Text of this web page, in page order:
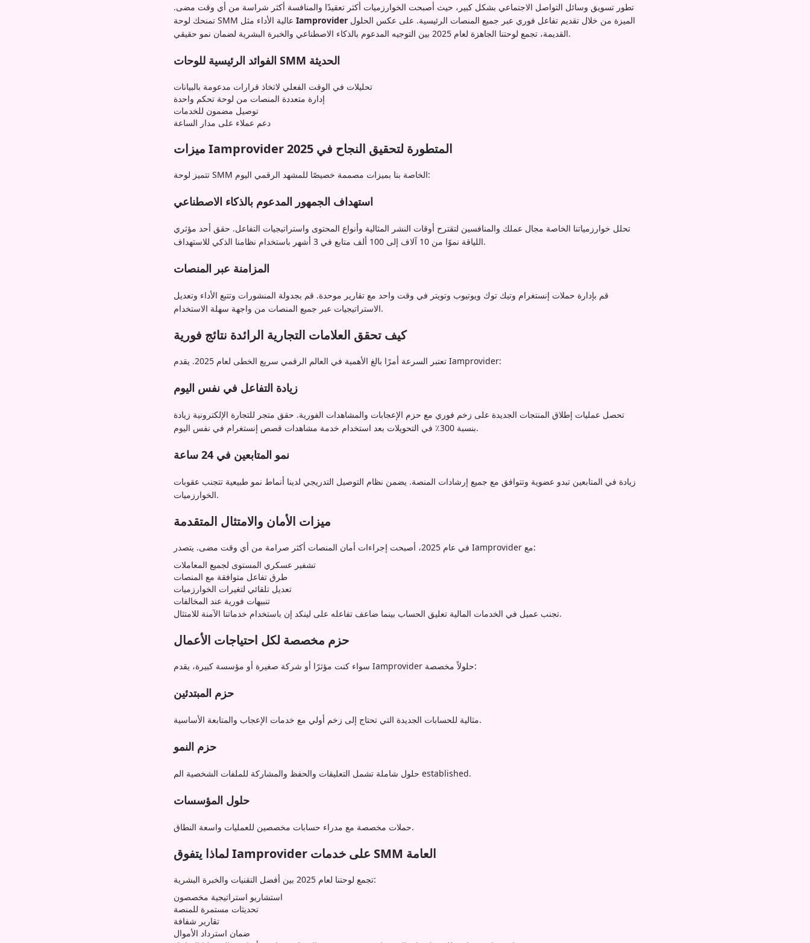
تطور تسويق وسائل التواصل الاجتماعي بشكل كبير، حيث أصبحت الخوارزميات أكثر تعقيدًا والمنافسة أكثر شراسة من أي وقت مضى.
Iamprovider
القديمة، تجمع لوحتنا الجاهزة لعام 2025 بين التوجيه المدعوم بالذكاء الاصطناعي والخبرة البشرية لضمان نمو حقيقي.
الفوائد الرئيسية للوحات SMM الحديثة
تحليلات في الوقت الفعلي لاتخاذ قرارات مدعومة بالبيانات
إدارة متعددة المنصات من لوحة تحكم واحدة
توصيل مضمون للخدمات
دعم عملاء على مدار الساعة
ميزات Iamprovider المتطورة لتحقيق النجاح في 2025
تتميز لوحة SMM الخاصة بنا بميزات مصممة خصيصًا للمشهد الرقمي اليوم:
استهداف الجمهور المدعوم بالذكاء الاصطناعي
تحلل خوارزمياتنا الخاصة مجال عملك والمنافسين لتقترح أوقات النشر المثالية وأنواع المحتوى واستراتيجيات التفاعل. حقق أحد مؤثري
اللياقة نموًا من 10 آلاف إلى 100 ألف متابع في 3 أشهر باستخدام نظامنا الذكي للاستهداف.
المزامنة عبر المنصات
قم بإدارة حملات إنستغرام وتيك توك ويوتيوب وتويتر في وقت واحد مع تقارير موحدة. قم بجدولة المنشورات وتتبع الأداء وتعديل
الاستراتيجيات عبر جميع المنصات من واجهة سهلة الاستخدام.
كيف تحقق العلامات التجارية الرائدة نتائج فورية
تعتبر السرعة أمرًا بالغ الأهمية في العالم الرقمي سريع الخطى لعام 2025. يقدم Iamprovider:
زيادة التفاعل في نفس اليوم
تحصل عمليات إطلاق المنتجات الجديدة على زخم فوري مع حزم الإعجابات والمشاهدات الفورية. حقق متجر للتجارة الإلكترونية زيادة
بنسبة 300٪ في التحويلات بعد استخدام خدمة مشاهدات قصص إنستغرام في نفس اليوم.
نمو المتابعين في 24 ساعة
زيادة في المتابعين تبدو عضوية وتتوافق مع جميع إرشادات المنصة. يضمن نظام التوصيل التدريجي لدينا أنماط نمو طبيعية تتجنب عقوبات
الخوارزميات.
ميزات الأمان والامتثال المتقدمة
في عام 2025، أصبحت إجراءات أمان المنصات أكثر صرامة من أي وقت مضى. يتصدر Iamprovider مع:
تشفير عسكري المستوى لجميع المعاملات
طرق تفاعل متوافقة مع المنصات
تعديل تلقائي لتغيرات الخوارزميات
تنبيهات فورية عند المخالفات
تجنب عميل في الخدمات المالية تعليق الحساب بينما ضاعف تفاعله على لينكد إن باستخدام خدماتنا الآمنة للامتثال.
حزم مخصصة لكل احتياجات الأعمال
سواء كنت مؤثرًا أو شركة صغيرة أو مؤسسة كبيرة، يقدم Iamprovider حلولاً مخصصة:
حزم المبتدئين
مثالية للحسابات الجديدة التي تحتاج إلى زخم أولي مع خدمات الإعجاب والمتابعة الأساسية.
حزم النمو
حلول شاملة تشمل التعليقات والحفظ والمشاركة للملفات الشخصية الم established.
حلول المؤسسات
حملات مخصصة مع مدراء حسابات مخصصين للعمليات واسعة النطاق.
لماذا يتفوق Iamprovider على خدمات SMM العامة
تجمع لوحتنا لعام 2025 بين أفضل التقنيات والخبرة البشرية:
استشاريو استراتيجية مخصصون
تحديثات مستمرة للمنصة
تقارير شفافة
ضمان استرداد الأموال